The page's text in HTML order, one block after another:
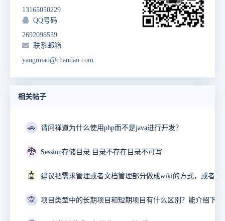
13165050229
QQ号码
2692096539
联系邮箱
yangmiao@chandao.com
相关帖子
🚗 请问禅道为什么使用php而不是java进行开发？
🐉 Session存储目录 目录不存在目录不可写
🤖
🙊